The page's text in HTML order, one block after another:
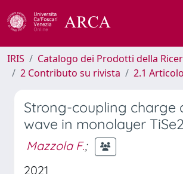
IRIS
Catalogo dei Prodotti della
2 Contributo su rivista
2.1
Strong-coupling charge
wave in monolayer TiSe2
Mazzola F.;
2021